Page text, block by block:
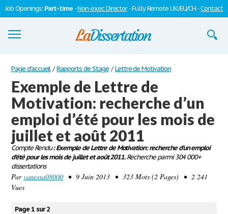
Job Openings:Part-time -Non-exec Director- Fully Remote UK/EU/CH -Contact
Dissertations
S'inscrire
Se connecter
Contactez-nous
Page d'accueil / Rapports de Stage / Lettre de Motivation
Exemple de Lettre de
Motivation: recherche d’un
emploi d’été pour les mois de
juillet et août 2011
Compte Rendu: Exemple de Lettre de Motivation: recherche d’un emploi
d’été pour les mois de juillet et août 2011.Recherche parmi 304 000+
dissertations
Parvanessa08000 • 9 Juin 2013 • 323 Mots (2 Pages) • 2 241
Vues
Page 1 sur 2